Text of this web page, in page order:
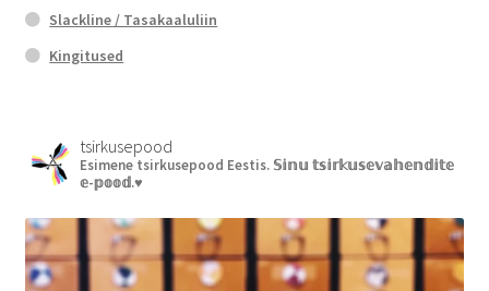
Slackline / Tasakaaluliin
Kingitused
tsirkusepood
Esimene tsirkusepood Eestis. 𝕊𝕚𝕟𝕦 𝕥𝕤𝕚𝕣𝕜𝕦𝕤𝕖𝕧𝕒𝕙𝕖𝕟𝕕𝕚𝕥𝕖
𝕖-𝕡𝕠𝕠𝕕.♥︎